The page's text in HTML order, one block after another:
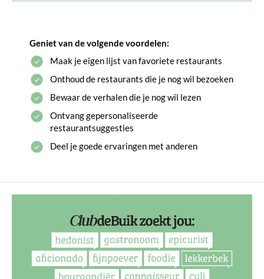
Geniet van de volgende voordelen:
Maak je eigen lijst van favoriete restaurants
Onthoud de restaurants die je nog wil bezoeken
Bewaar de verhalen die je nog wil lezen
Ontvang gepersonaliseerde
restaurantsuggesties
Deel je goede ervaringen met anderen